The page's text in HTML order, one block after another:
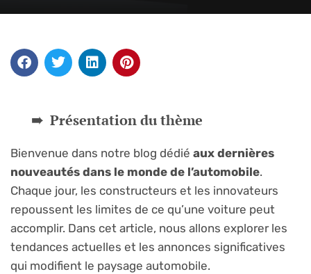
Présentation du thème
Bienvenue dans notre blog dédié aux dernières
nouveautés dans le monde de l’automobile.
Chaque jour, les constructeurs et les innovateurs
repoussent les limites de ce qu’une voiture peut
accomplir. Dans cet article, nous allons explorer les
tendances actuelles et les annonces significatives
qui modifient le paysage automobile.